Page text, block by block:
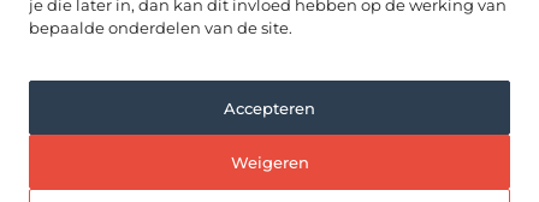
je die later in, dan kan dit invloed hebben op de werking van
bepaalde onderdelen van de site.
Accepteren
Weigeren
Drenthe
Friesland
Limburg
Utrecht